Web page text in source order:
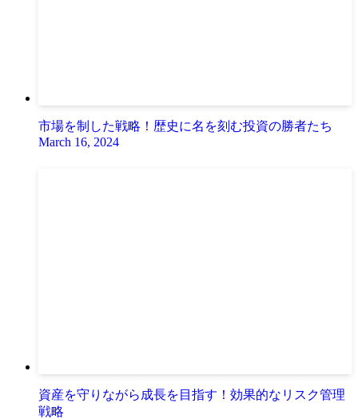
市場を制した戦略！歴史に名を刻む投資の勝者たち
March 16, 2024
資産を守りながら成長を目指す！効果的なリスク管理
戦略